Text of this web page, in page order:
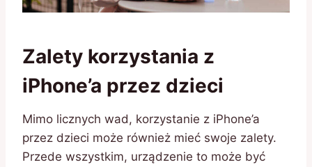
Zalety korzystania z
iPhone’a przez dzieci
Mimo licznych wad, korzystanie z iPhone’a
przez dzieci może również mieć swoje zalety.
Przede wszystkim, urządzenie to może być